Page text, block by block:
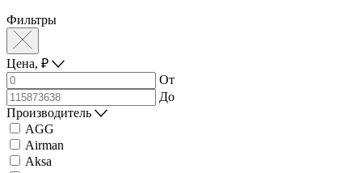
Фильтры
Цена, ₽
От
До
Производитель
AGG
Airman
Aksa